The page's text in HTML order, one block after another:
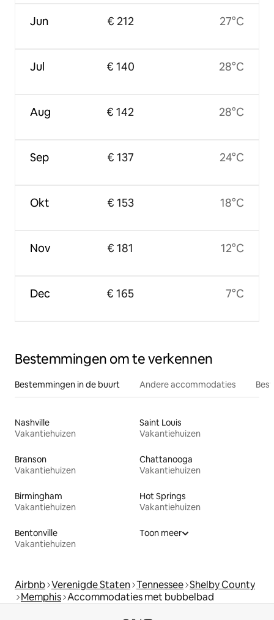
Jun
Jul
Aug
Sep
Okt
Nov
Dec
€ 212
€ 140
€ 142
€ 137
€ 153
€ 181
€ 165
27°C
28°C
28°C
24°C
18°C
12°C
7°C
Bestemmingen om te verkennen
Bestemmingen in de buurt Andere accommodaties
Nashville
Vakantiehuizen
Saint Louis
Vakantiehuizen
Branson
Vakantiehuizen
Chattanooga
Vakantiehuizen
Birmingham
Vakantiehuizen
Hot Springs
Vakantiehuizen
Bentonville
Vakantiehuizen
Toon meer
Airbnb Verenigde Staten Tennessee Shelby County
Memphis Accommodaties met bubbelbad